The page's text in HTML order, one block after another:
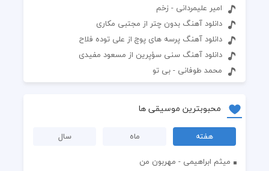
امیر علیمردانی - زخم
دانلود آهنگ بدون چتر از مجتبی مکاری
دانلود آهنگ پرسه های پوچ از علی توده فلاح
دانلود آهنگ سنی سؤیِرین از مسعود مفیدی
محمد طوفانی - بی تو
محبوبترین موسیقی ها
هفته ماه
سال
میثم ابراهیمی - مهربون من